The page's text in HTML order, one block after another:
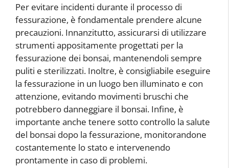
Per evitare incidenti durante il processo di
fessurazione, è fondamentale prendere alcune
precauzioni. Innanzitutto, assicurarsi di utilizzare
strumenti appositamente progettati per la
fessurazione dei bonsai, mantenendoli sempre
puliti e sterilizzati. Inoltre, è consigliabile eseguire
la fessurazione in un luogo ben illuminato e con
attenzione, evitando movimenti bruschi che
potrebbero danneggiare il bonsai. Infine, è
importante anche tenere sotto controllo la salute
del bonsai dopo la fessurazione, monitorandone
costantemente lo stato e intervenendo
prontamente in caso di problemi.